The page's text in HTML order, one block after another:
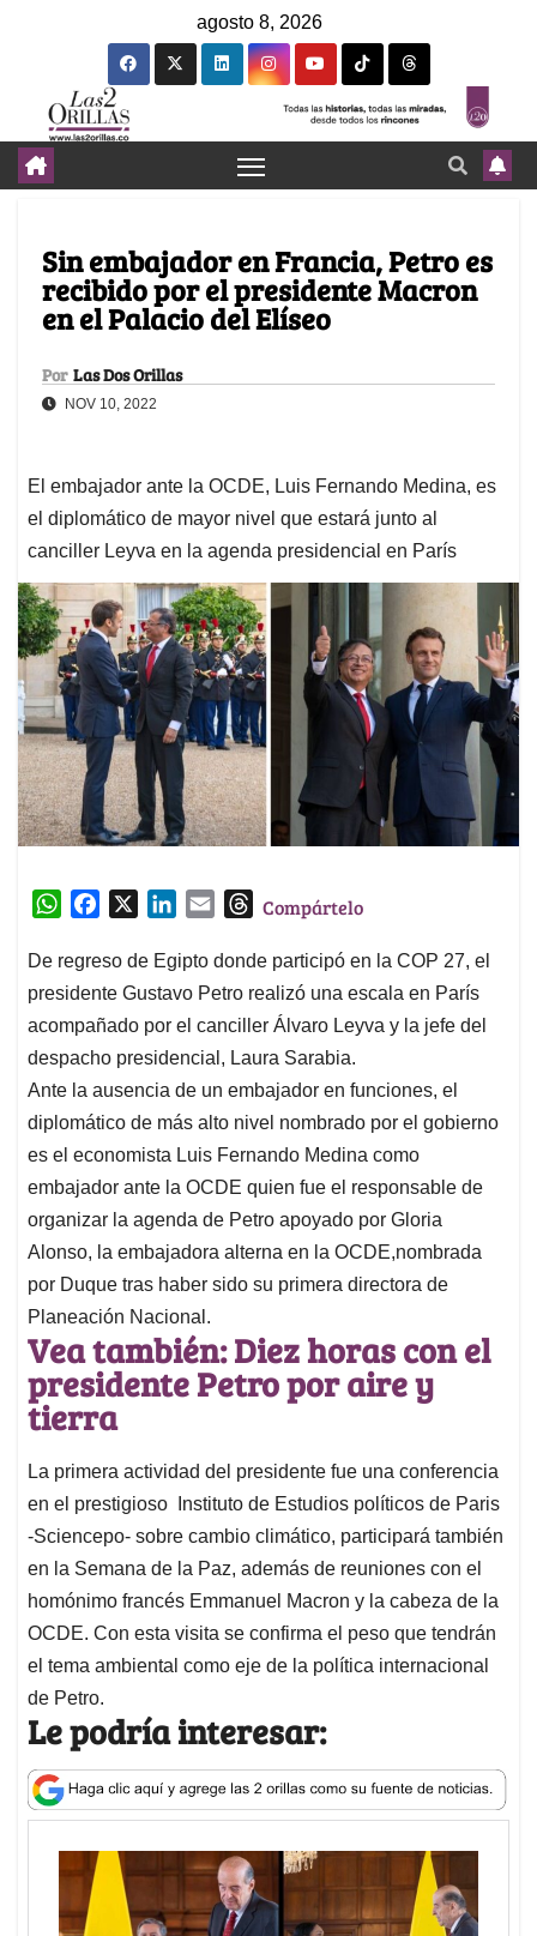
agosto 8, 2026
Sin embajador en Francia, Petro es
recibido por el presidente Macron
en el Palacio del Elíseo
Por Las Dos Orillas
NOV 10, 2022
El embajador ante la OCDE, Luis Fernando Medina, es
el diplomático de mayor nivel que estará junto al
canciller Leyva en la agenda presidencial en París
W
a
t
s
p
p
c
e
b
k
n
k
e
n
a
i
l
T
r
e
a
Compártelo
De regreso de Egipto donde participó en la COP 27, el
presidente Gustavo Petro realizó una escala en París
acompañado por el canciller Álvaro Leyva y la jefe del
despacho presidencial, Laura Sarabia.
Ante la ausencia de un embajador en funciones, el
diplomático de más alto nivel nombrado por el gobierno
es el economista Luis Fernando Medina como
embajador ante la OCDE quien fue el responsable de
organizar la agenda de Petro apoyado por Gloria
Alonso, la embajadora alterna en la OCDE,nombrada
por Duque tras haber sido su primera directora de
Planeación Nacional.
Vea también: Diez horas con el
presidente Petro por aire y
tierra
La primera actividad del presidente fue una conferencia
en el prestigioso Instituto de Estudios políticos de Paris
-Sciencepo- sobre cambio climático, participará también
en la Semana de la Paz, además de reuniones con el
homónimo francés Emmanuel Macron y la cabeza de la
OCDE. Con esta visita se confirma el peso que tendrán
el tema ambiental como eje de la política internacional
de Petro.
Le podría interesar: